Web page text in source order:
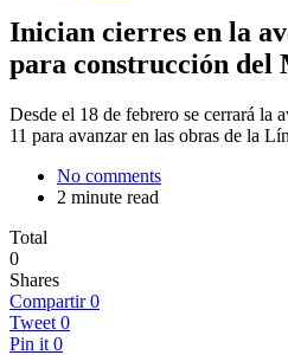
Inician cierres en la
para construcción del
Desde el 18 de febrero se cerrará la
11 para avanzar en las obras de la
No comments
2 minute read
Total
0
Shares
Compartir 0
Tweet 0
Pin it 0